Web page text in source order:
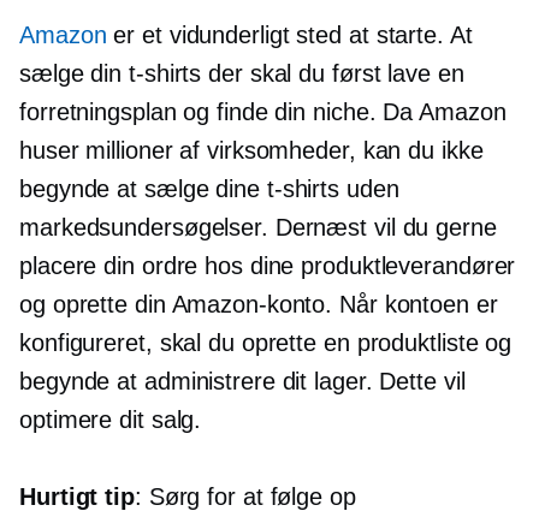
Amazon er et vidunderligt sted at starte. At
sælge dint-shirts der skal du først lave en
forretningsplan og finde din niche. Da Amazon
huser millioner af virksomheder, kan du ikke
begynde at sælge dine t-shirts uden
markedsundersøgelser. Dernæst vil du gerne
placere din ordre hos dine produktleverandører
og oprette din Amazon-konto. Når kontoen er
konfigureret, skal du oprette en produktliste og
begynde at administrere dit lager. Dette vil
optimere dit salg.
Hurtigt tip: Sørg for at følge op